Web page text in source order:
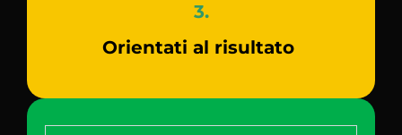
3.
Orientati al risultato